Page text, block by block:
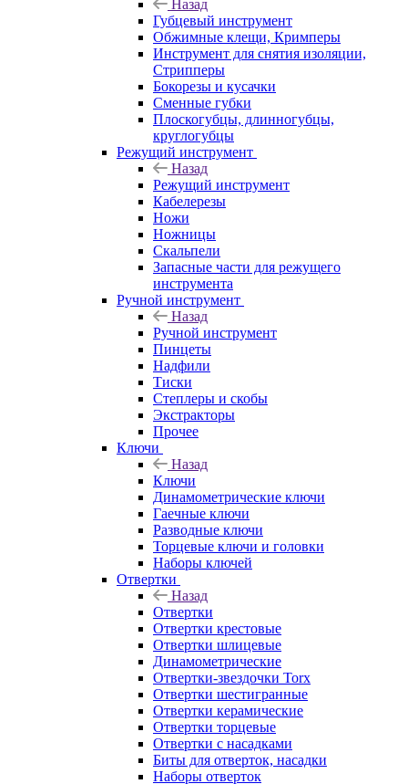
Назад
Губцевый инструмент
Обжимные клещи, Кримперы
Инструмент для снятия изоляции,
Стрипперы
Бокорезы и кусачки
Сменные губки
Плоскогубцы, длинногубцы,
круглогубцы
Режущий инструмент
Назад
Режущий инструмент
Кабелерезы
Ножи
Ножницы
Скальпели
Запасные части для режущего
инструмента
Ручной инструмент
Назад
Ручной инструмент
Пинцеты
Надфили
Тиски
Степлеры и скобы
Экстракторы
Прочее
Ключи
Назад
Ключи
Динамометрические ключи
Гаечные ключи
Разводные ключи
Торцевые ключи и головки
Наборы ключей
Отвертки
Назад
Отвертки
Отвертки крестовые
Отвертки шлицевые
Динамометрические
Отвертки-звездочки Torx
Отвертки шестигранные
Отвертки керамические
Отвертки торцевые
Отвертки с насадками
Биты для отверток, насадки
Наборы отверток